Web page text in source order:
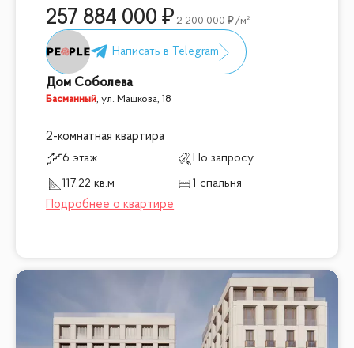
257 884 000 2 200 000 /м²
Дом Соболева
Басманный,ул. Машкова, 18
2-комнатная квартира
6 этаж
По запросу
117.22 кв.м
1 спальня